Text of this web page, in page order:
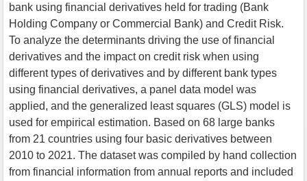
bank using financial derivatives held for trading (Bank
Holding Company or Commercial Bank) and Credit Risk.
To analyze the determinants driving the use of financial
derivatives and the impact on credit risk when using
different types of derivatives and by different bank types
using financial derivatives, a panel data model was
applied, and the generalized least squares (GLS) model is
used for empirical estimation. Based on 68 large banks
from 21 countries using four basic derivatives between
2010 to 2021. The dataset was compiled by hand collection
from financial information from annual reports and included